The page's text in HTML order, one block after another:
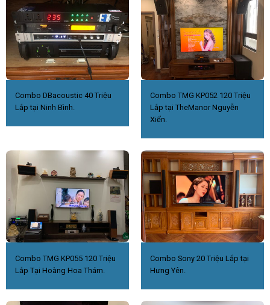
Combo DBacoustic 40 Triệu
Lắp tại Ninh Bình.
Combo TMG KP052 120 Triệu
Lắp tại TheManor Nguyễn
Xiển.
Combo TMG KP055 120 Triệu
Lắp Tại Hoàng Hoa Thám.
Combo Sony 20 Triệu Lắp tại
Hưng Yên.